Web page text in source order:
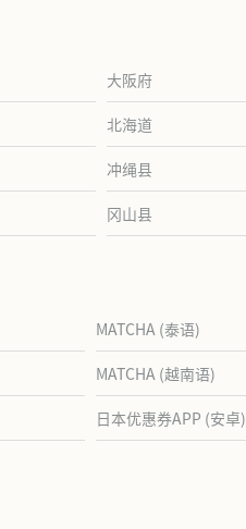
大阪府
北海道
冲绳县
冈山县
MATCHA (泰语)
MATCHA (越南语)
日本优惠券APP (安卓)